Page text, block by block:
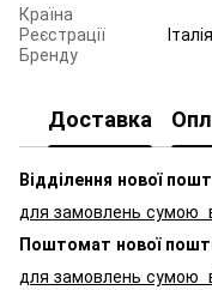
Країна
Реєстрації
Бренду
Італія
Доставка
Відділення нової
для замовлень сумою
Поштомат нової пошти
для замовлень сумою